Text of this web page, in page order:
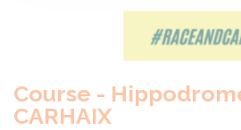
Course -
CARHAIX